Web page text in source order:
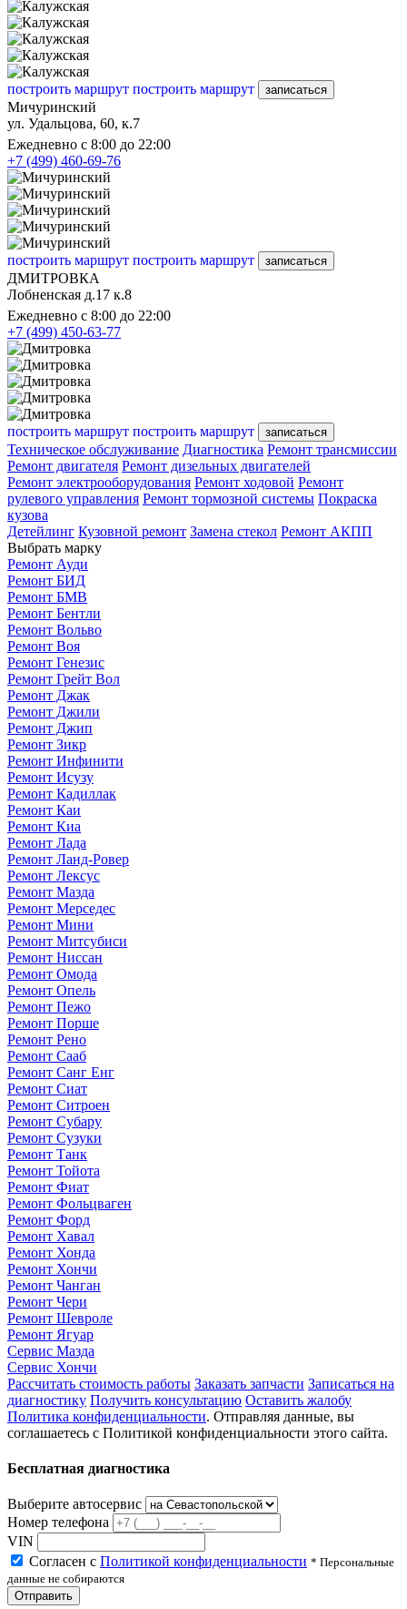
построить маршрут построить маршрут записаться
Мичуринский
ул. Удальцова, 60, к.7
Ежедневно с 8:00 до 22:00
+7 (499) 460-69-76
построить маршрут построить маршрут записаться
ДМИТРОВКА
Лобненская д.17 к.8
Ежедневно с 8:00 до 22:00
+7 (499) 450-63-77
построить маршрут построить маршрут записаться
Техническое обслуживание Диагностика Ремонт трансмиссии
Ремонт двигателя Ремонт дизельных двигателей
Ремонт электрооборудования Ремонт ходовой Ремонт
рулевого управления Ремонт тормозной системы Покраска
кузова
Детейлинг Кузовной ремонт Замена стекол Ремонт АКПП
Выбрать марку
Ремонт Ауди
Ремонт БИД
Ремонт БМВ
Ремонт Бентли
Ремонт Вольво
Ремонт Воя
Ремонт Генезис
Ремонт Грейт Вол
Ремонт Джак
Ремонт Джили
Ремонт Джип
Ремонт Зикр
Ремонт Инфинити
Ремонт Исузу
Ремонт Кадиллак
Ремонт Каи
Ремонт Киа
Ремонт Лада
Ремонт Ланд-Ровер
Ремонт Лексус
Ремонт Мазда
Ремонт Мерседес
Ремонт Мини
Ремонт Митсубиси
Ремонт Ниссан
Ремонт Омода
Ремонт Опель
Ремонт Пежо
Ремонт Порше
Ремонт Рено
Ремонт Сааб
Ремонт Санг Енг
Ремонт Сиат
Ремонт Ситроен
Ремонт Субару
Ремонт Сузуки
Ремонт Танк
Ремонт Тойота
Ремонт Фиат
Ремонт Фольцваген
Ремонт Форд
Ремонт Хавал
Ремонт Хонда
Ремонт Хончи
Ремонт Чанган
Ремонт Чери
Ремонт Шевроле
Ремонт Ягуар
Сервис Мазда
Сервис Хончи
Рассчитать стоимость работы Заказать запчасти Записаться на
диагностику Получить консультацию Оставить жалобу
Политика конфиденциальности. Отправляя данные, вы
соглашаетесь с Политикой конфиденциальности этого сайта.
Бесплатная диагностика
Выберите автосервис
Номер телефона
VIN
Согласен с Политикой конфиденциальности * Персональные
данные не собираются
Отправить